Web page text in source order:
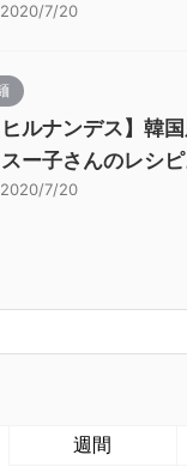
2020/7/20
ヒルナンデス】韓
ー子さんのレシピ
2020/7/20
週間